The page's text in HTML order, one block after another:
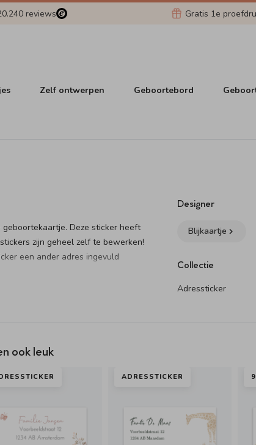
reviews Gratis 1e
Zelf ontwerpen Geboortebord
Deze sticker heeft
zijn geheel zelf te bewerken!
een ander adres ingevuld
Designer
Blijkaartje
Collectie
Adressticker
ook leuk
ADRESSTICKER